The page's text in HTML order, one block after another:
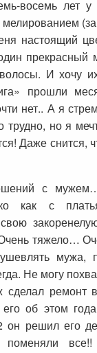
восемь лет у
настоящий
прекрасный
И хочу
прошли
нет.. А я
трудно, но я
Даже снится,
с
как с
тяжело…
мужа,
Не могу
сделал ремонт
об этом
решил его